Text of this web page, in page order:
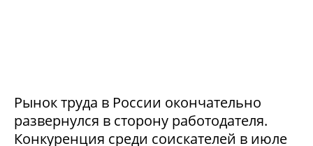
Рынок труда в России окончательно
развернулся в сторону работодателя.
Конкуренция среди соискателей в июле